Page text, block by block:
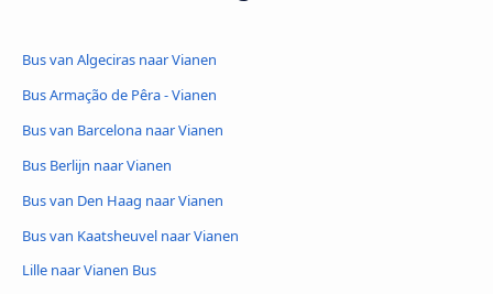
Bus van Algeciras naar Vianen
Bus Armação de Pêra - Vianen
Bus van Barcelona naar Vianen
Bus Berlijn naar Vianen
Bus van Den Haag naar Vianen
Bus van Kaatsheuvel naar Vianen
Lille naar Vianen Bus